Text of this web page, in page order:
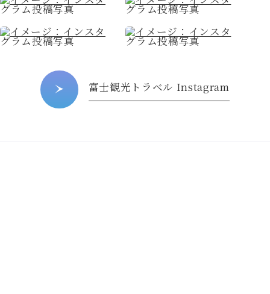
富士観光トラベル Instagram